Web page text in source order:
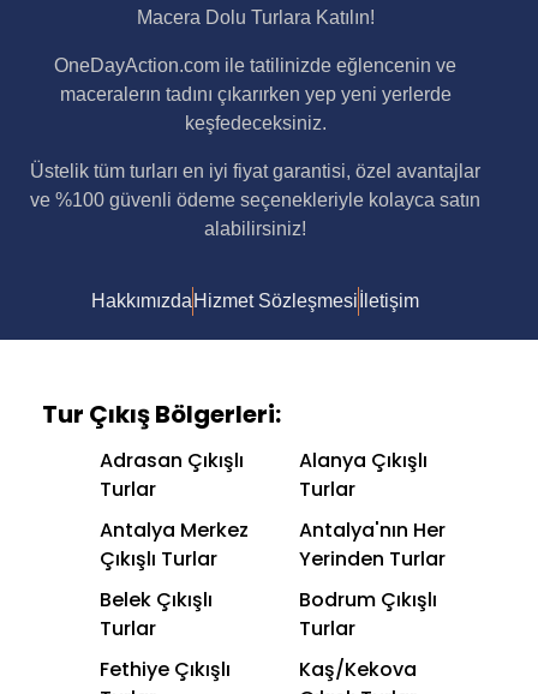
Macera Dolu Turlara Katılın!
OneDayAction.com ile tatilinizde eğlencenin ve
maceralerın tadını çıkarırken yep yeni yerlerde
keşfedeceksiniz.
Üstelik tüm turları en iyi fiyat garantisi, özel avantajlar
ve %100 güvenli ödeme seçenekleriyle kolayca satın
alabilirsiniz!
Hakkımızda Hizmet Sözleşmesi İletişim
Tur Çıkış Bölgerleri:
Adrasan Çıkışlı
Turlar
Alanya Çıkışlı
Turlar
Antalya Merkez
Çıkışlı Turlar
Antalya'nın Her
Yerinden Turlar
Belek Çıkışlı
Turlar
Bodrum Çıkışlı
Turlar
Fethiye Çıkışlı
Kaş/Kekova